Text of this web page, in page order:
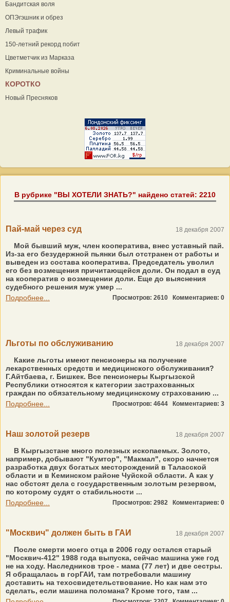
Бандитская воля
ОПЭгэшник и обрез
Левый трафик
150-летний рекорд побит
Цветметчик из Марказа
Криминальные войны
КОРОТКО
Новый Пресняков
В рубрике "ВЫ ХОТЕЛИ ЗНАТЬ?" найдено статей: 2210
Пай-май через суд 18 декабря 2007
Мой бывший муж, член кооператива, внес уставный пай.
Из-за его безудержной пьянки был отстранен от работы и
выведен из состава кооператива. Председатель уволил
его без возмещения причитающейся доли. Он подал в суд
на кооператив о возмещении доли. Еще до выяснения
судебного решения муж умер ...
Подробнее...
Просмотров: 2610 Комментариев: 0
Льготы по обслуживанию 18 декабря 2007
Какие льготы имеют пенсионеры на получение
лекарственных средств и медицинского обслуживания?
Г.Айтбаева, г. Бишкек. Все пенсионеры Кыргызской
Республики относятся к категории застрахованных
граждан по обязательному медицинскому страхованию ...
Подробнее...
Просмотров: 4644 Комментариев: 3
Наш золотой резерв 18 декабря 2007
В Кыргызстане много полезных ископаемых. Золото,
например, добывают "Кумтор", "Макмал", скоро начнется
разработка двух богатых месторождений в Таласской
области и в Кеминском районе Чуйской области. А как у
нас обстоят дела с государственным золотым резервом,
по которому судят о стабильности ...
Подробнее...
Просмотров: 2982 Комментариев: 0
"Москвич" должен быть в ГАИ 18 декабря 2007
После смерти моего отца в 2006 году остался старый
"Москвич-412" 1988 года выпуска, сейчас машина уже год
не на ходу. Наследников трое - мама (77 лет) и две сестры.
Я обращалась в горГАИ, там потребовали машину
доставить на техосвидетельствование. Но как нам это
сделать, если машина поломана? Кроме того, там ...